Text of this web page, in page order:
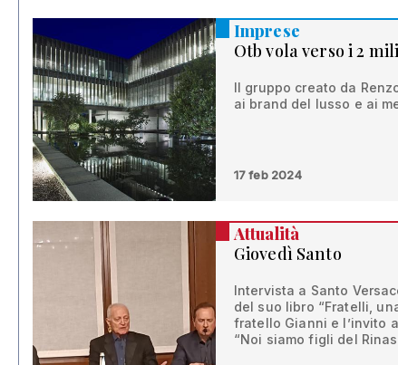
Imprese
Otb vola verso i 2
Il gruppo creato da
ai brand del lusso e ai
17 feb 2024
Attualità
Giovedì Santo
Intervista a Santo
del suo libro “Fratelli,
fratello Gianni e l’invito
“Noi siamo figli del